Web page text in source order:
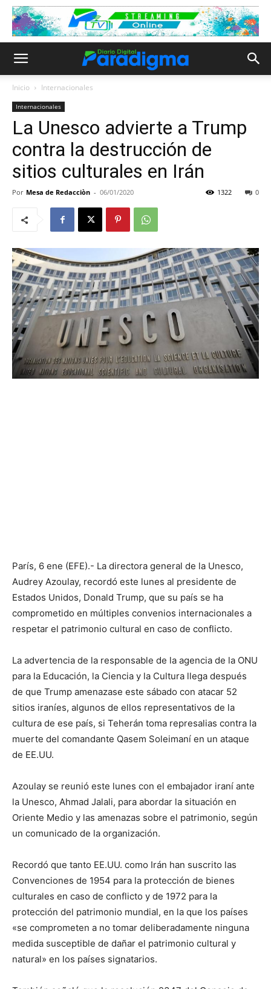
Inicio Internacionales
Internacionales
La Unesco advierte a Trump
contra la destrucción de
sitios culturales en Irán
Por Mesa de Redacciòn - 06/01/2020 0
1322
París, 6 ene (EFE).- La directora general de la Unesco,
Audrey Azoulay, recordó este lunes al presidente de
Estados Unidos, Donald Trump, que su país se ha
comprometido en múltiples convenios internacionales a
respetar el patrimonio cultural en caso de conflicto.
La advertencia de la responsable de la agencia de la ONU
para la Educación, la Ciencia y la Cultura llega después
de que Trump amenazase este sábado con atacar 52
sitios iraníes, algunos de ellos representativos de la
cultura de ese país, si Teherán toma represalias contra la
muerte del comandante Qasem Soleimaní en un ataque
de EE.UU.
Azoulay se reunió este lunes con el embajador iraní ante
la Unesco, Ahmad Jalali, para abordar la situación en
Oriente Medio y las amenazas sobre el patrimonio, según
un comunicado de la organización.
Recordó que tanto EE.UU. como Irán han suscrito las
Convenciones de 1954 para la protección de bienes
culturales en caso de conflicto y de 1972 para la
protección del patrimonio mundial, en la que los países
«se comprometen a no tomar deliberadamente ninguna
medida susceptible de dañar el patrimonio cultural y
natural» en los países signatarios.